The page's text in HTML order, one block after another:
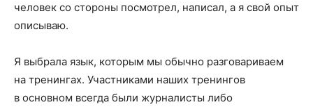
человек со стороны посмотрел, написал, а я свой опыт
описываю.
Я выбрала язык, которым мы обычно разговариваем
на тренингах. Участниками наших тренингов
в основном всегда были журналисты либо